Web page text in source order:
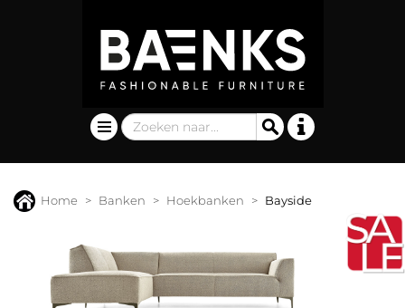
Home Banken Hoekbanken Bayside